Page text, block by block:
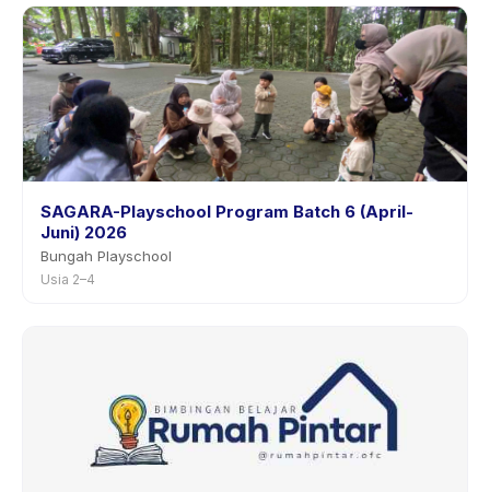
SAGARA-Playschool Program Batch 6 (April-
Juni) 2026
Bungah Playschool
Usia 2–4